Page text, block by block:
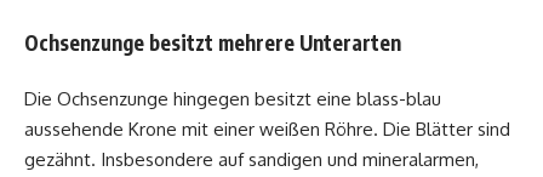
Ochsenzunge besitzt mehrere Unterarten
Die Ochsenzunge hingegen besitzt eine blass-blau
aussehende Krone mit einer weißen Röhre. Die Blätter sind
gezähnt. Insbesondere auf sandigen und mineralarmen,